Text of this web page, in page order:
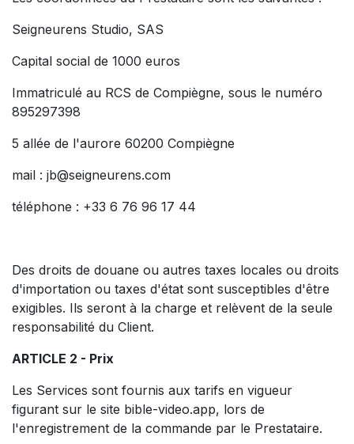
Seigneurens Studio, SAS
Capital social de 1000 euros
Immatriculé au RCS de Compiègne, sous le numéro
895297398
5 allée de l'aurore 60200 Compiègne
mail : jb@seigneurens.com
téléphone : +33 6 76 96 17 44
Des droits de douane ou autres taxes locales ou droits
d'importation ou taxes d'état sont susceptibles d'être
exigibles. Ils seront à la charge et relèvent de la seule
responsabilité du Client.
ARTICLE 2 - Prix
Les Services sont fournis aux tarifs en vigueur
figurant sur le site bible-video.app, lors de
l'enregistrement de la commande par le Prestataire.